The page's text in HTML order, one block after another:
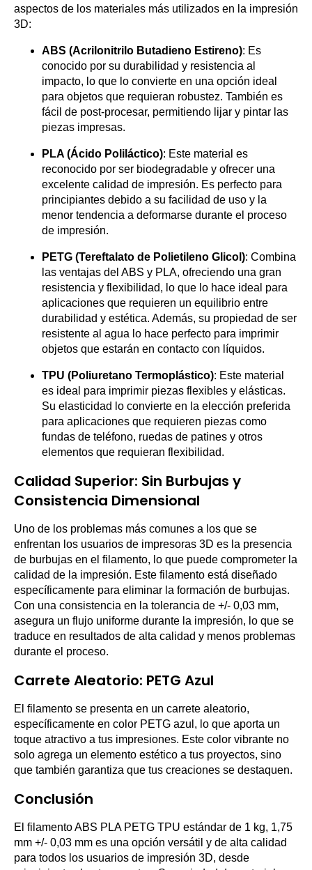
aspectos de los materiales más utilizados en la impresión
3D:
ABS (Acrilonitrilo Butadieno Estireno): Es
conocido por su durabilidad y resistencia al
impacto, lo que lo convierte en una opción ideal
para objetos que requieran robustez. También es
fácil de post-procesar, permitiendo lijar y pintar las
piezas impresas.
PLA (Ácido Poliláctico): Este material es
reconocido por ser biodegradable y ofrecer una
excelente calidad de impresión. Es perfecto para
principiantes debido a su facilidad de uso y la
menor tendencia a deformarse durante el proceso
de impresión.
PETG (Tereftalato de Polietileno Glicol): Combina
las ventajas del ABS y PLA, ofreciendo una gran
resistencia y flexibilidad, lo que lo hace ideal para
aplicaciones que requieren un equilibrio entre
durabilidad y estética. Además, su propiedad de ser
resistente al agua lo hace perfecto para imprimir
objetos que estarán en contacto con líquidos.
TPU (Poliuretano Termoplástico): Este material
es ideal para imprimir piezas flexibles y elásticas.
Su elasticidad lo convierte en la elección preferida
para aplicaciones que requieren piezas como
fundas de teléfono, ruedas de patines y otros
elementos que requieran flexibilidad.
Calidad Superior: Sin Burbujas y
Consistencia Dimensional
Uno de los problemas más comunes a los que se
enfrentan los usuarios de impresoras 3D es la presencia
de burbujas en el filamento, lo que puede comprometer la
calidad de la impresión. Este filamento está diseñado
específicamente para eliminar la formación de burbujas.
Con una consistencia en la tolerancia de +/- 0,03 mm,
asegura un flujo uniforme durante la impresión, lo que se
traduce en resultados de alta calidad y menos problemas
durante el proceso.
Carrete Aleatorio: PETG Azul
El filamento se presenta en un carrete aleatorio,
específicamente en color PETG azul, lo que aporta un
toque atractivo a tus impresiones. Este color vibrante no
solo agrega un elemento estético a tus proyectos, sino
que también garantiza que tus creaciones se destaquen.
Conclusión
El filamento ABS PLA PETG TPU estándar de 1 kg, 1,75
mm +/- 0,03 mm es una opción versátil y de alta calidad
para todos los usuarios de impresión 3D, desde